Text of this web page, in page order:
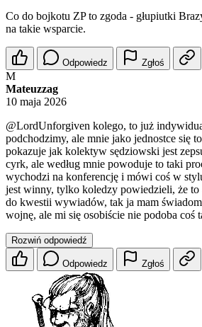
Co do bojkotu ZP to zgoda - głupiutki
na takie wsparcie.
Odpowiedz Zgłoś
M
Mateuzzag
10 maja 2026
@LordUnforgiven kolego, to już
podchodzimy, ale mnie jako jednostce się
pokazuje jak kolektyw sędziowski jest
cyrk, ale według mnie powoduje to taki
wychodzi na konferencję i mówi coś w
jest winny, tylko koledzy powiedzieli, że
do kwestii wywiadów, tak ja mam
wojnę, ale mi się osobiście nie podoba coś
Rozwiń odpowiedź
Odpowiedz Zgłoś